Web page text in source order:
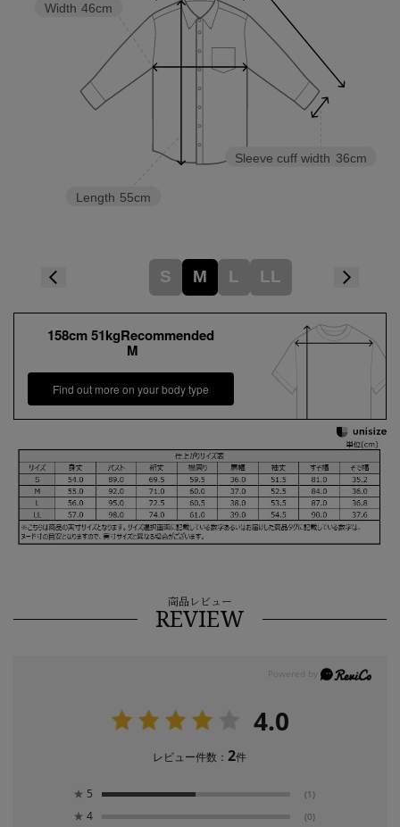
Sleeve cuff width 36cm
Length 55cm
Width 46cm
S M L LL
158cm 51kgRecommended
M
Find out more on your body type
商品レビュー
REVIEW
4.0
レビュー件数：2件
★ 5 (1)
★ 4 (0)